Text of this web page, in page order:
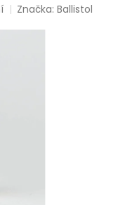
Značka:Ballistol